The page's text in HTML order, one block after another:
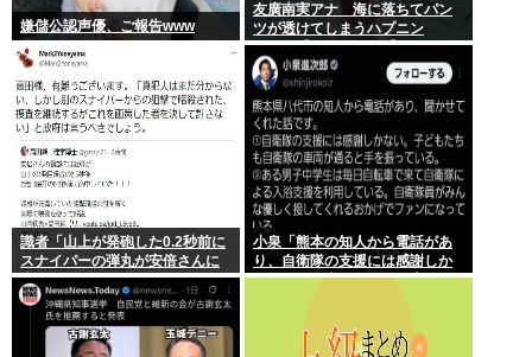
嫌儲公認声優、ご報告www
友廣南実アナ 海に落ちてパン
ツが透けてしまうハプニン
グ！！【GIF動画あり】
識者「山上が発砲した0.2秒前に
スナイパーの弾丸が安倍さんに
当たっていた！」 これ。
小泉「熊本の知人から電話があ
り、自衛隊の支援には感謝しか
ない、自衛隊のファンが増えて